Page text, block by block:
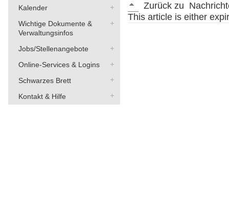
Kalender
Wichtige Dokumente &
Verwaltungsinfos
Jobs/Stellenangebote
Online-Services & Logins
Schwarzes Brett
Kontakt & Hilfe
Zurück zu
This article is either